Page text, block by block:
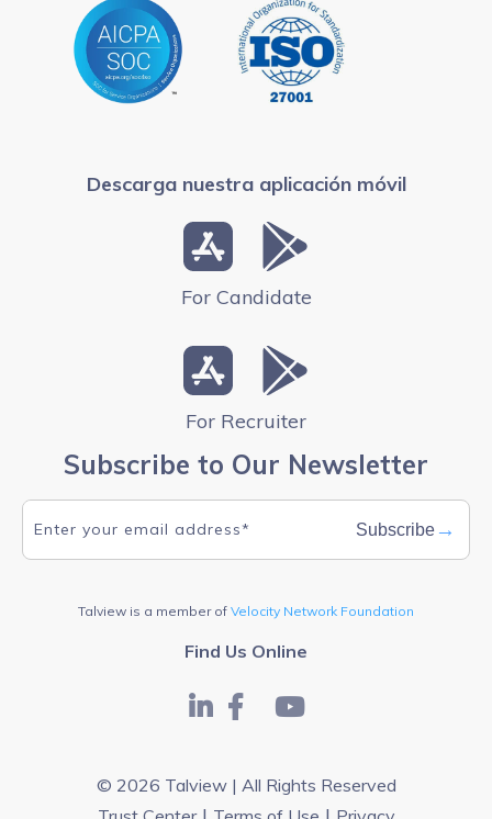
Descarga nuestra aplicación móvil
For Candidate
For Recruiter
Subscribe to Our Newsletter
Subscribe →
Talview is a member of Velocity Network Foundation
Find Us Online
© 2026 Talview | All Rights Reserved